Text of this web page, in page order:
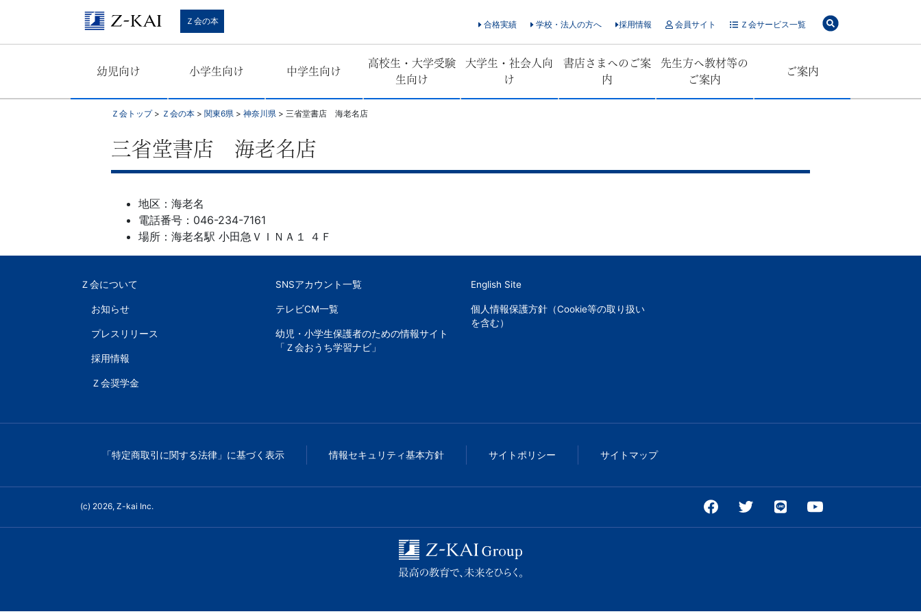
習
籍、
Ｚ会の本 合格実績 学校・法人の方へ 採用情報 会員サイト Ｚ会サービス一覧
幼児向け 小学生向け 中学生向け
高校生・大学受験
生向け
大学生・社会人向
け
書店さまへのご案
内
先生方へ教材等の
ご案内
ご案内
Ｚ会トップ> Ｚ会の本 > 関東6県 > 神奈川県 > 三省堂書店 海老名店
三省堂書店 海老名店
地区：海老名
電話番号：046-234-7161
場所：海老名駅 小田急ＶＩＮＡ１ ４Ｆ
Ｚ会について
お知らせ
プレスリリース
採用情報
Ｚ会奨学金
SNSアカウント一覧
テレビCM一覧
幼児・小学生保護者のための情報サイト
「Ｚ会おうち学習ナビ」
English Site
個人情報保護方針（Cookie等の取り扱い
を含む）
「特定商取引に関する法律」に基づく表示 情報セキュリティ基本方針 サイトポリシー サイトマップ
(c) 2026, Z-kai Inc.